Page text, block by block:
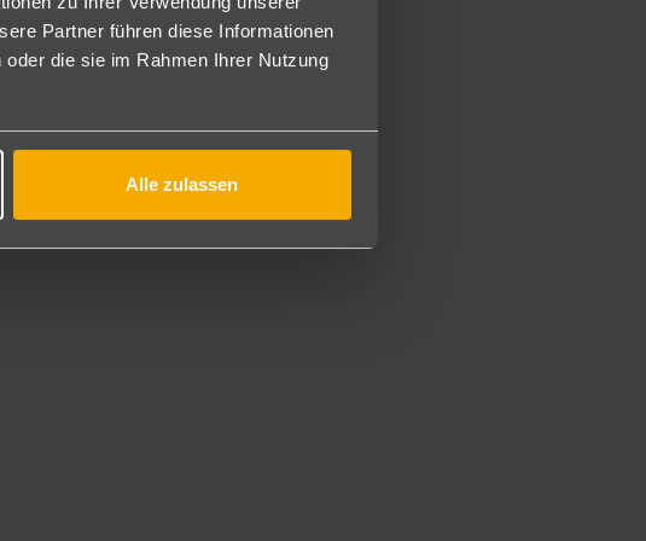
Partner führen diese Informationen
die sie im Rahmen Ihrer Nutzung
Alle zulassen